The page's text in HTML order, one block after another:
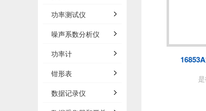
功率测试仪
噪声系数分析仪
功率计
钳形表
数据记录仪